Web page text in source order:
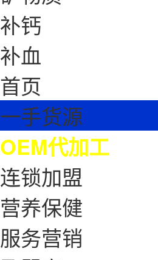
补钙
补血
首页
一手货源
OEM代加工
连锁加盟
营养保健
服务营销